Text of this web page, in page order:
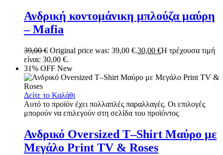
Ανδρική κοντομάνικη μπλούζα μαύρη
– Mafia
39,00€ Original price was: 39,00 €.30,00 €Η τρέχουσα τιμή
είναι: 30,00 €.
31% OFF New
Δείτε το Καλάθι
Αυτό το προϊόν έχει πολλαπλές παραλλαγές. Οι επιλογές
μπορούν να επιλεγούν στη σελίδα του προϊόντος
Ανδρικό Oversized T–Shirt Μαύρο με
Μεγάλο Print TV & Roses